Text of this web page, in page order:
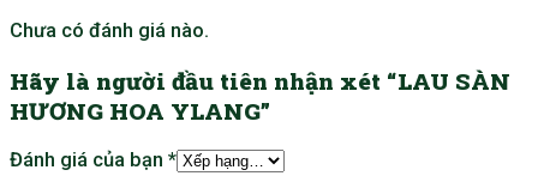
Chưa có đánh giá nào.
Hãy là người đầu tiên nhận xét “LAU SÀN
HƯƠNG HOA YLANG”
Đánh giá của bạn *